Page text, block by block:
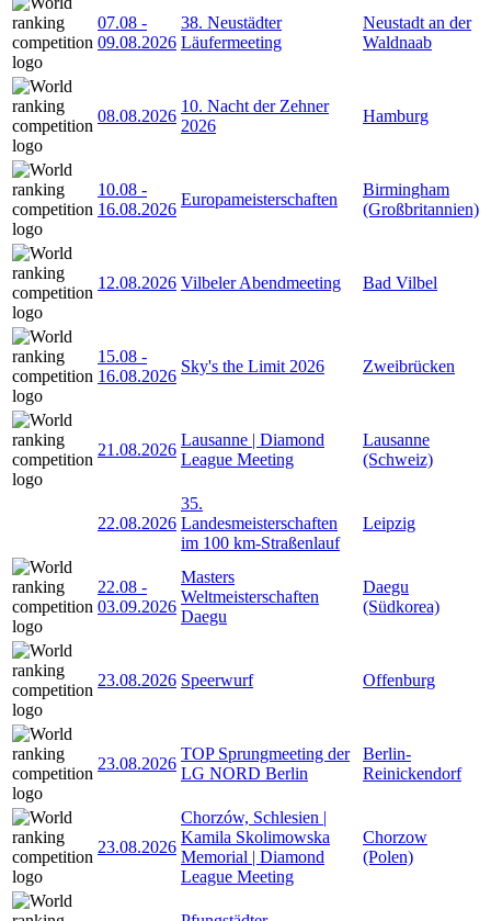
07.08 -
09.08.2026
38. Neustädter
Läufermeeting
Neustadt an der
Waldnaab
08.08.2026
10. Nacht der Zehner
2026
Hamburg
10.08 -
16.08.2026
Europameisterschaften
Birmingham
(Großbritannien)
12.08.2026 Vilbeler Abendmeeting Bad Vilbel
15.08 -
16.08.2026
Sky's the Limit 2026 Zweibrücken
21.08.2026
Lausanne | Diamond
League Meeting
Lausanne
(Schweiz)
22.08.2026
35.
Landesmeisterschaften
im 100 km-Straßenlauf
Leipzig
22.08 -
03.09.2026
Masters
Weltmeisterschaften
Daegu
Daegu
(Südkorea)
23.08.2026 Speerwurf Offenburg
23.08.2026
TOP Sprungmeeting der
LG NORD Berlin
Berlin-
Reinickendorf
23.08.2026
Chorzów, Schlesien |
Kamila Skolimowska
Memorial | Diamond
League Meeting
Chorzow
(Polen)